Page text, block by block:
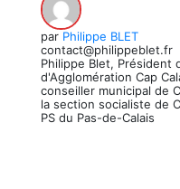
par Philippe BLET
contact@philippeblet.fr
Philippe Blet, Président
d'Agglomération Cap
conseiller municipal de
la section socialiste de
PS du Pas-de-Calais